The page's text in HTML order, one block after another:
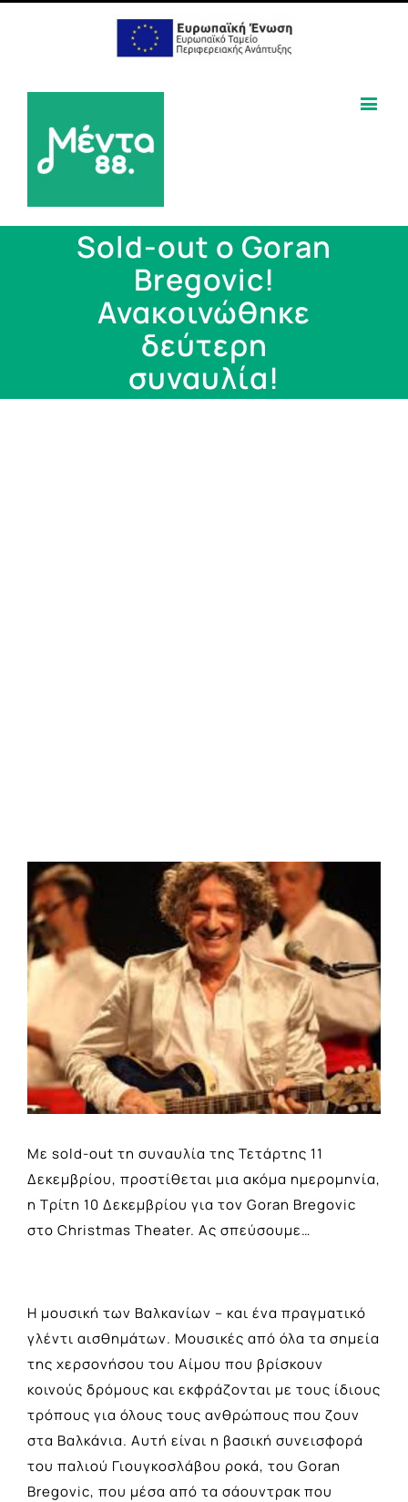
Sold-out ο Goran
Bregovic!
Ανακοινώθηκε
δεύτερη
συναυλία!
View
Larger
Image
Με sold-out τη συναυλία της Τετάρτης 11
Δεκεμβρίου, προστίθεται μια ακόμα ημερομηνία,
η Τρίτη 10 Δεκεμβρίου για τον Goran Bregovic
στο Christmas Theater. Ας σπεύσουμε…
Η μουσική των Βαλκανίων – και ένα πραγματικό
γλέντι αισθημάτων. Μουσικές από όλα τα σημεία
της χερσονήσου του Αίμου που βρίσκουν
κοινούς δρόμους και εκφράζονται με τους ίδιους
τρόπους για όλους τους ανθρώπους που ζουν
στα Βαλκάνια. Αυτή είναι η βασική συνεισφορά
του παλιού Γιουγκοσλάβου ροκά, του Goran
Bregovic, που μέσα από τα σάουντρακ που